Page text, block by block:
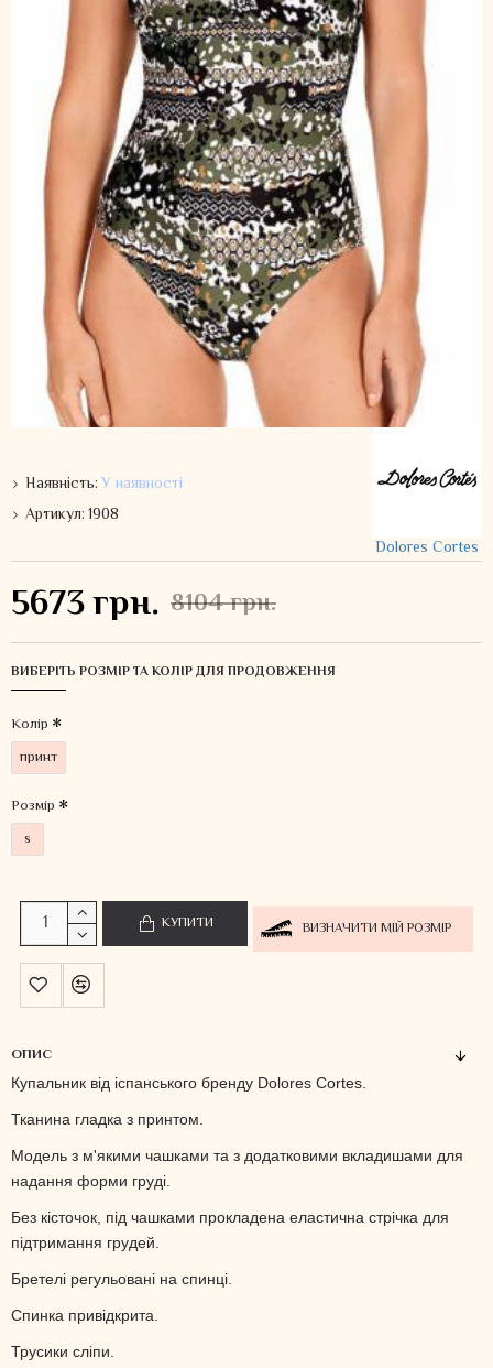
Наявність:У наявності
Артикул:1908
Dolores Cortes
8104 грн.
5673 грн.
ВИБЕРІТЬ РОЗМІР ТА КОЛІР ДЛЯ ПРОДОВЖЕННЯ
Колiр
принт
Розмір
s
КУПИТИ ВИЗНАЧИТИ МІЙ РОЗМІР
ОПИС
Купальник від іспанського бренду Dolores Cortes.
Тканина гладка з принтом.
Модель з м'якими чашками та з додатковими вкладишами для
надання форми груді.
Без кісточок, під чашками прокладена еластична стрічка для
підтримання грудей.
Бретелі регульовані на спинці.
Спинка привідкрита.
Трусики сліпи.